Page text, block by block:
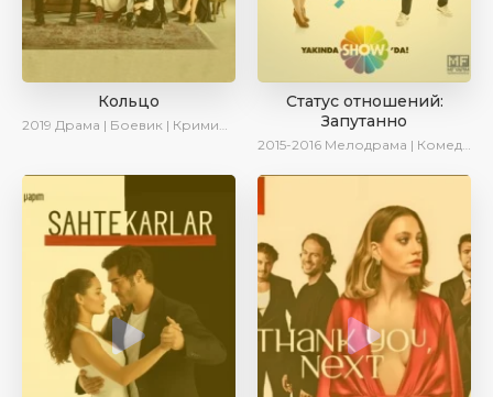
Кольцо
2019 Драма | Боевик | Криминал
Статус отношений:
Запутанно
2015-2016 Мелодрама | Комедия